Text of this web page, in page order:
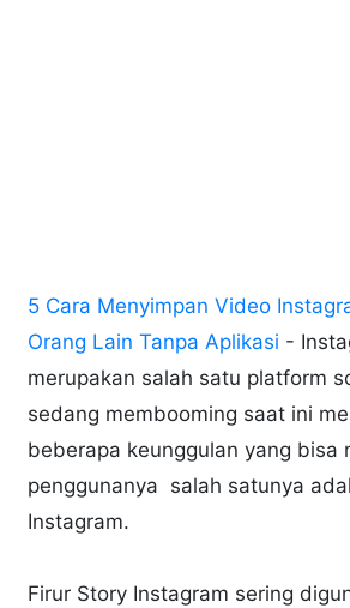
5 Cara Menyimpan Video
Orang Lain Tanpa Aplikasi -
merupakan salah satu platform
sedang membooming saat ini
beberapa keunggulan yang bisa
penggunanya salah satunya
Instagram.
Firur Story Instagram sering